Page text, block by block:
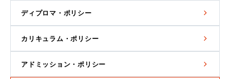
ディプロマ・ポリシー
カリキュラム・ポリシー
アドミッション・ポリシー